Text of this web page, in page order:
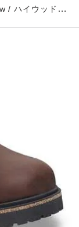
ッド レース ロウ